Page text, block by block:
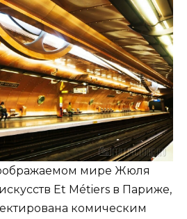
мире Жюля
Et Métiers в Париже,
комическим